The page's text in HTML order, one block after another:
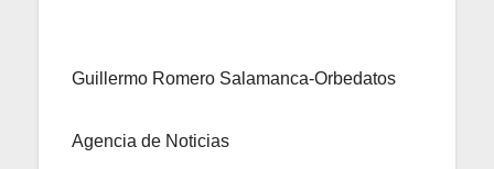
Guillermo Romero Salamanca-Orbedatos
Agencia de Noticias